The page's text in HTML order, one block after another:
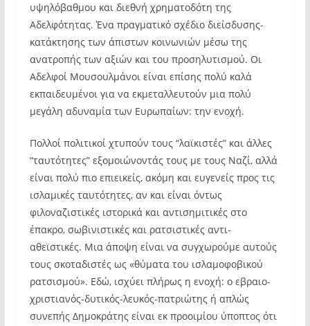
υψηλόβαθμου και διεθνή χρηματοδότη της
Αδελφότητας. Ένα πραγματικό σχέδιο διείσδυσης-
κατάκτησης των άπιστων κοινωνιών μέσω της
ανατροπής των αξιών και του προσηλυτισμού. Οι
Αδελφοί Μουσουλμάνοι είναι επίσης πολύ καλά
εκπαιδευμένοι για να εκμεταλλευτούν μια πολύ
μεγάλη αδυναμία των Ευρωπαίων: την ενοχή.
Πολλοί πολιτικοί χτυπούν τους “λαϊκιστές” και άλλες
“ταυτότητες” εξομοιώνοντάς τους με τους Ναζί, αλλά
είναι πολύ πιο επιεικείς, ακόμη και ευγενείς προς τις
ισλαμικές ταυτότητες, αν και είναι όντως
φιλοναζιστικές ιστορικά και αντισημιτικές στο
έπακρο, σωβινιστικές και ρατσιστικές αντι-
αθεϊστικές. Μια άποψη είναι να συγχωρούμε αυτούς
τους σκοταδιστές ως «θύματα του ισλαμοφοβικού
ρατσισμού». Εδώ, ισχύει πλήρως η ενοχή: ο εβραιο-
χριστιανός-δυτικός-λευκός-πατριώτης ή απλώς
συνεπής Δημοκράτης είναι εκ προοιμίου ύποπτος ότι